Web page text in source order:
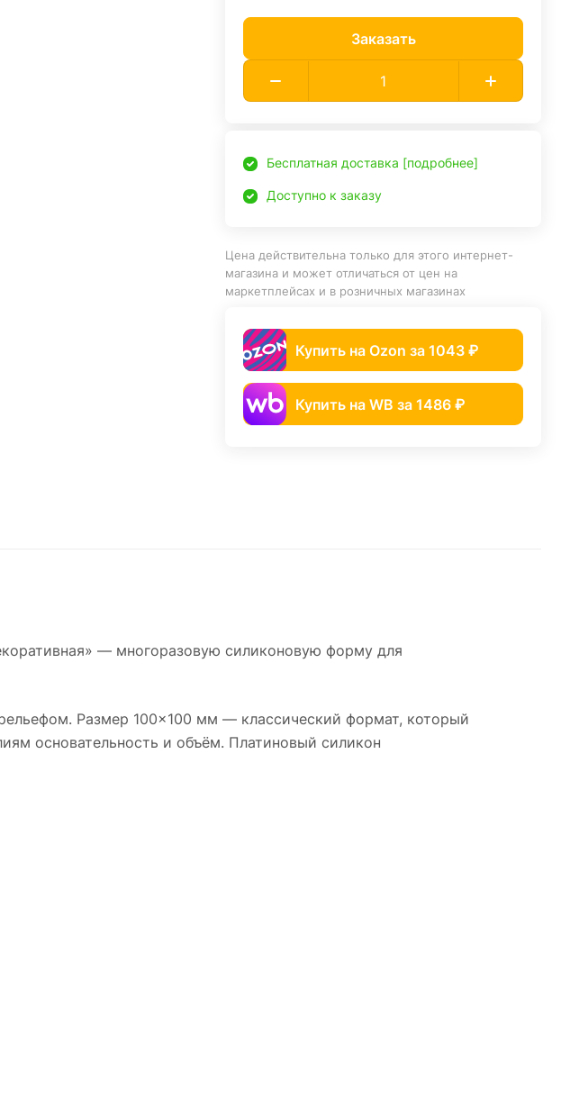
Заказать
Бесплатная доставка [подробнее]
Доступно к заказу
Цена действительна только для этого интернет-
магазина и может отличаться от цен на
маркетплейсах и в розничных магазинах
Купить на Ozon за 1043 ₽
Купить на WB за 1486 ₽
— многоразовую силиконовую форму для
Размер 100×100 мм — классический формат, который
основательность и объём. Платиновый силикон